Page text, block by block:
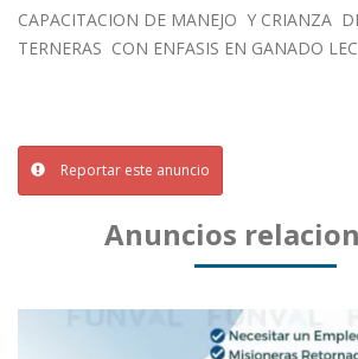
CAPACITACION DE MANEJO Y CRIANZA
TERNERAS CON ENFASIS EN GANADO
Reportar este anuncio
Anuncios